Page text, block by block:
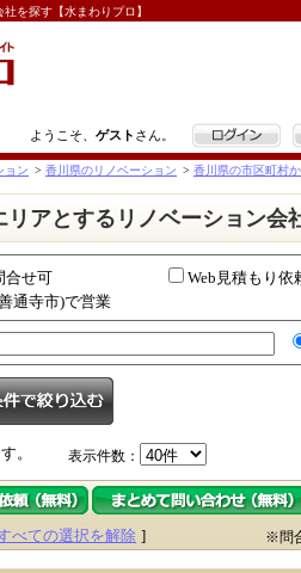
を探す【水まわりプロ】
ようこそ、 ゲスト さん。 ログイン
ョン > 香川県のリノベーション > 香川県の市区町村
リアとするリノベーション会
合せ可
Web見積もり依
通寺市)で営業
。 表示件数：
べての選択を解除 ] ※問